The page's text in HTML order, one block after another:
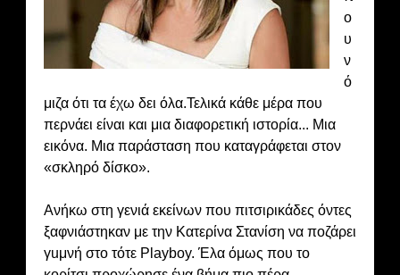
ο
υ
ν
ό
μιζα ότι τα έχω δει όλα.Τελικά κάθε μέρα που
περνάει είναι και μια διαφορετική ιστορία... Μια
εικόνα. Μια παράσταση που καταγράφεται στον
«σκληρό δίσκο».
Ανήκω στη γενιά εκείνων που πιτσιρικάδες όντες
ξαφνιάστηκαν με την Κατερίνα Στανίση να ποζάρει
γuμνή στο τότε Playboy. Έλα όμως που το